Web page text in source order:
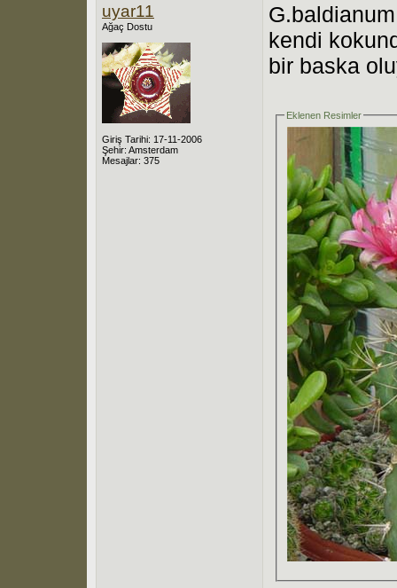
uyar11
Ağaç Dostu
Giriş Tarihi: 17-11-2006
Şehir: Amsterdam
Mesajlar: 375
G.baldianum
kendi
bir baska
Eklenen Resimler